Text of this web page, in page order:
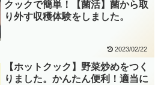
クックで簡単！【菌活】菌から取
り外す収穫体験をしました。
2023/02/22
【ホットクック】野菜炒めをつく
りました。かんたん便利！適当に